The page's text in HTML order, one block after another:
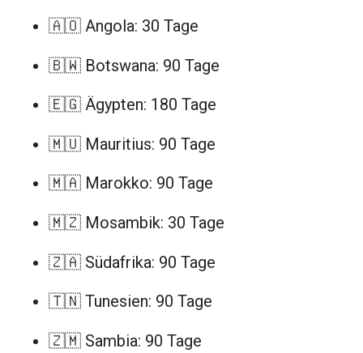
🇦🇴 Angola: 30 Tage
🇧🇼 Botswana: 90 Tage
🇪🇬 Ägypten: 180 Tage
🇲🇺 Mauritius: 90 Tage
🇲🇦 Marokko: 90 Tage
🇲🇿 Mosambik: 30 Tage
🇿🇦 Südafrika: 90 Tage
🇹🇳 Tunesien: 90 Tage
🇿🇲 Sambia: 90 Tage